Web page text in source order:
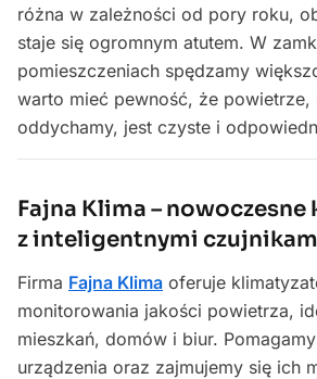
różna w zależności od pory roku,
staje się ogromnym atutem. W
pomieszczeniach spędzamy
warto mieć pewność, że powietrze,
oddychamy, jest czyste i
Fajna Klima –
z inteligentnymi
Firma Fajna Klima oferuje
monitorowania jakości powietrza,
mieszkań, domów i biur.
urządzenia oraz zajmujemy się ich